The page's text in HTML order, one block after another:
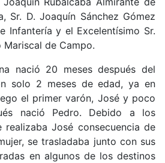
Sr. D. Joaquín Sánchez Gómez
Infantería y el Excelentísimo Sr.
Mariscal de Campo.
nació 20 meses después del
solo 2 meses de edad, ya en
el primer varón, José y poco
nació Pedro. Debido a los
realizaba José consecuencia de
se trasladaba junto con sus
en algunos de los destinos